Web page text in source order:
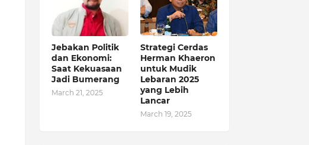
Jebakan Politik
dan Ekonomi:
Saat Kekuasaan
Jadi Bumerang
March 21, 2025
Strategi Cerdas
Herman Khaeron
untuk Mudik
Lebaran 2025
yang Lebih
Lancar
March 19, 2025